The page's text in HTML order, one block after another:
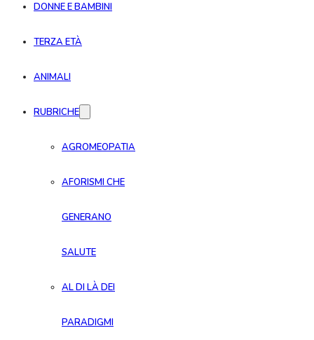
DONNE E BAMBINI
TERZA ETÀ
ANIMALI
RUBRICHE
AGROMEOPATIA
AFORISMI CHE
GENERANO
SALUTE
AL DI LÀ DEI
PARADIGMI